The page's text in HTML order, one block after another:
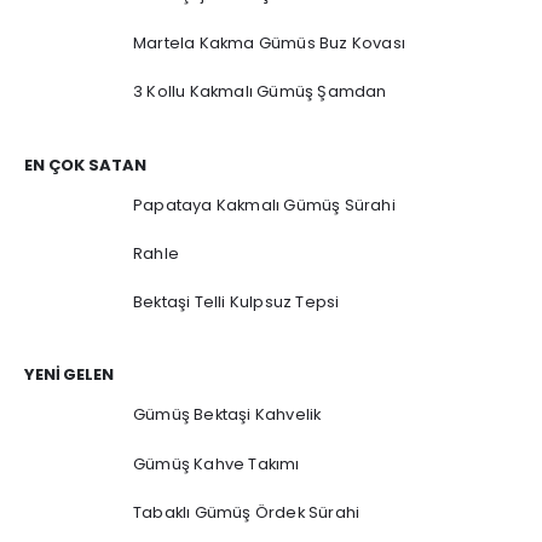
Martela Kakma Gümüs Buz Kovası
3 Kollu Kakmalı Gümüş Şamdan
EN ÇOK SATAN
Papataya Kakmalı Gümüş Sürahi
Rahle
Bektaşi Telli Kulpsuz Tepsi
YENI GELEN
Gümüş Bektaşi Kahvelik
Gümüş Kahve Takımı
Tabaklı Gümüş Ördek Sürahi